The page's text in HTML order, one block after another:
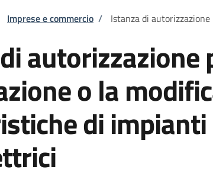
pane
Imprese e commercio / Istanza di
autorizzazione
o la
di impianti